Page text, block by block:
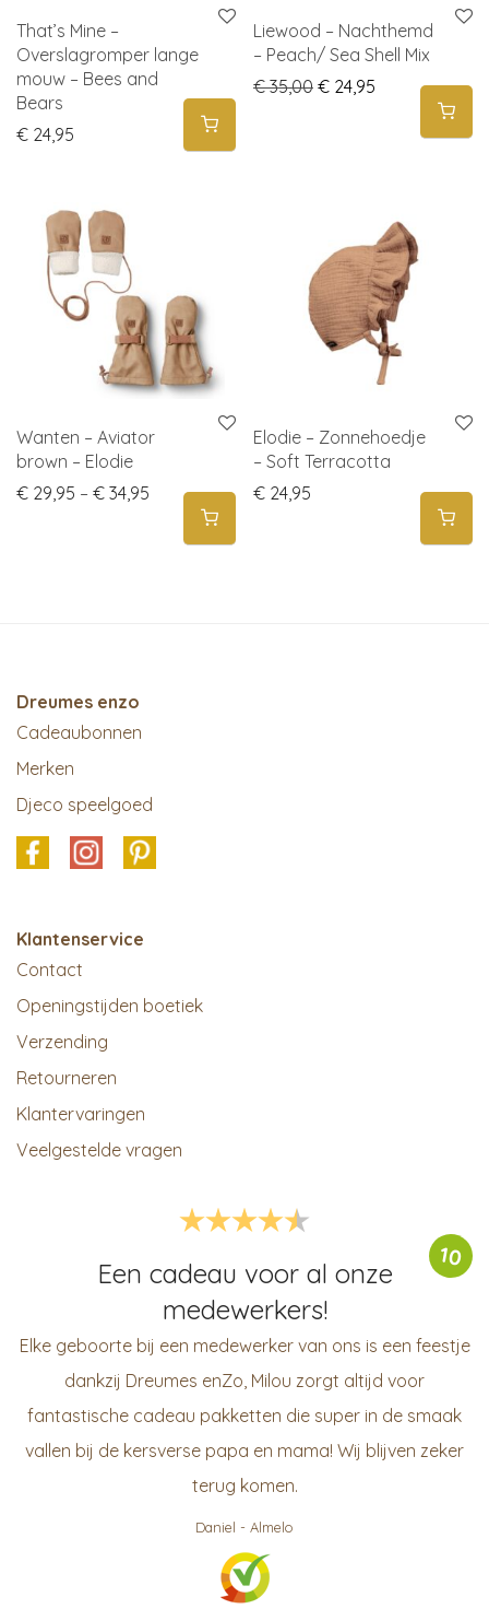
That’s Mine –
Overslagromper lange
mouw – Bees and
Bears
€ 24,95
Liewood – Nachthemd
– Peach/ Sea Shell Mix
€35,00 Original price was: €
€ 24,95 Current price
Wanten – Aviator
brown – Elodie
€ 29,95 – € 34,95 Price range: € 29,95 through € 34,95
Elodie – Zonnehoedje
– Soft Terracotta
€ 24,95
Dreumes enzo
Cadeaubonnen
Merken
Djeco speelgoed
Klantenservice
Contact
Openingstijden boetiek
Verzending
Retourneren
Klantervaringen
Veelgestelde vragen
10
Een cadeau voor al onze
medewerkers!
Elke geboorte bij een medewerker van ons is een feestje
dankzij Dreumes enZo, Milou zorgt altijd voor
fantastische cadeau pakketten die super in de smaak
vallen bij de kersverse papa en mama! Wij blijven zeker
terug komen.
Daniel - Almelo